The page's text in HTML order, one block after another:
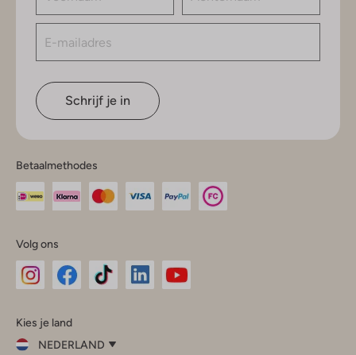
Schrijf je in
Betaalmethodes
Volg ons
InstagramFacebook
Kies je land
NEDERLAND